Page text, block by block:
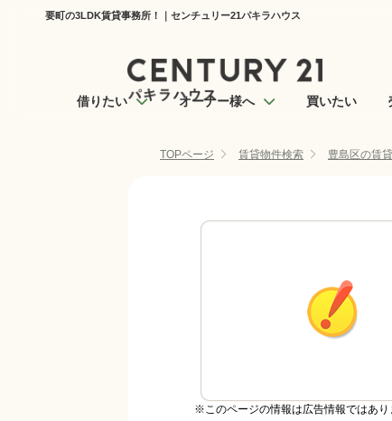
要町の3LDK賃貸事務所！｜センチュリー21パキラハウス
借りたい オーナー様へ 買いたい
TOPページ 賃貸物件検索 豊島区の賃
※このページの情報は広告情報ではあり